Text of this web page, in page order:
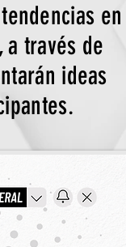
en
través de
ideas